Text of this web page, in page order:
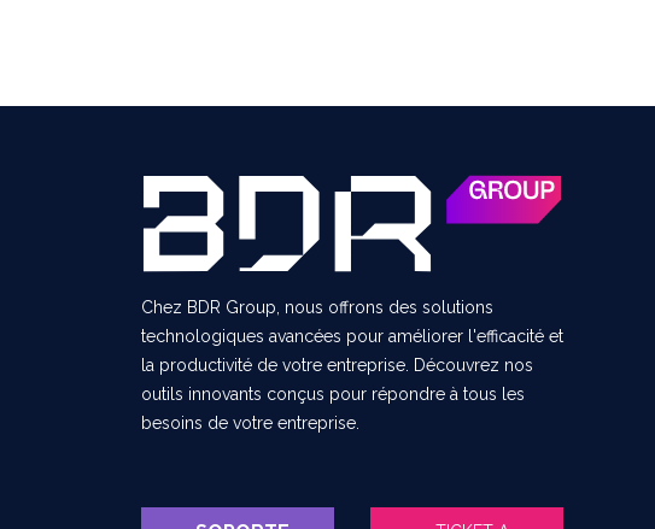
Chez BDR Group, nous offrons des solutions
technologiques avancées pour améliorer l'efficacité et
la productivité de votre entreprise. Découvrez nos
outils innovants conçus pour répondre à tous les
besoins de votre entreprise.